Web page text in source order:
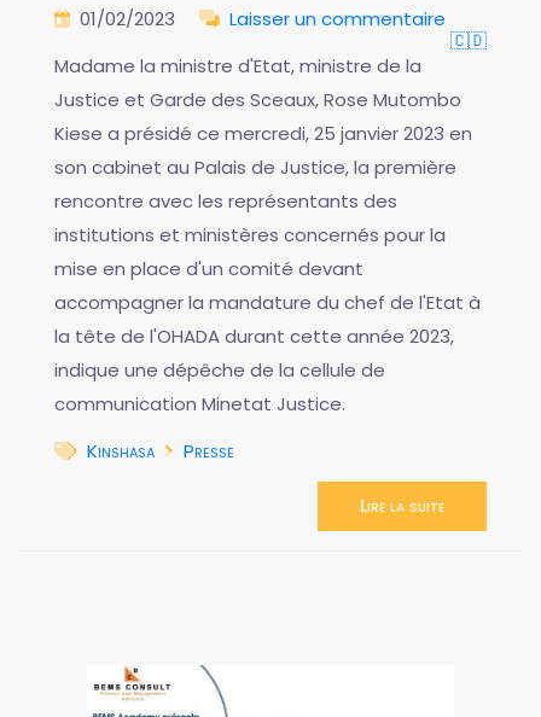
01/02/2023
Laisser un commentaire
🇨🇩
Madame la ministre d'Etat, ministre de la
Justice et Garde des Sceaux, Rose Mutombo
Kiese a présidé ce mercredi, 25 janvier 2023 en
son cabinet au Palais de Justice, la première
rencontre avec les représentants des
institutions et ministères concernés pour la
mise en place d'un comité devant
accompagner la mandature du chef de l'Etat à
la tête de l'OHADA durant cette année 2023,
indique une dépêche de la cellule de
communication Minetat Justice.
Kinshasa
Presse
Lire la suite